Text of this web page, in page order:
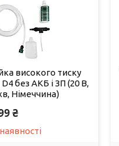
високого тиску
без АКБ і ЗП (20 В,
Німеччина)
₴